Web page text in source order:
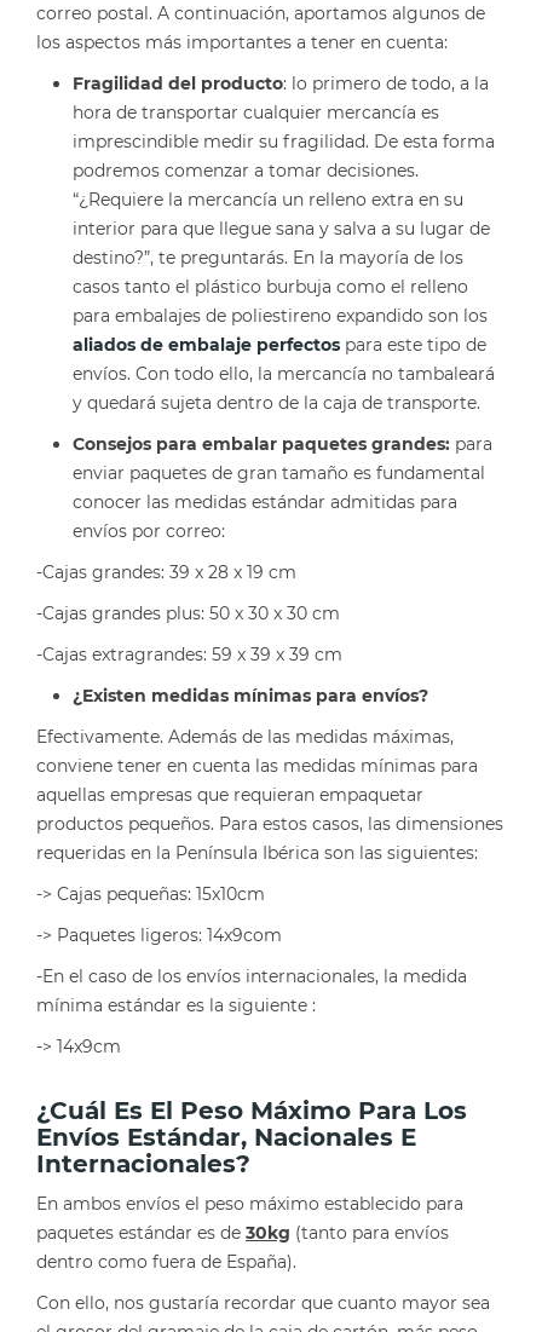
correo postal. A continuación, aportamos algunos de
los aspectos más importantes a tener en cuenta:
Fragilidad del producto: lo primero de todo, a la
hora de transportar cualquier mercancía es
imprescindible medir su fragilidad. De esta forma
podremos comenzar a tomar decisiones.
“¿Requiere la mercancía un relleno extra en su
interior para que llegue sana y salva a su lugar de
destino?”, te preguntarás. En la mayoría de los
casos tanto el plástico burbuja como el relleno
para embalajes de poliestireno expandido son los
aliados de embalaje perfectos para este tipo de
envíos. Con todo ello, la mercancía no tambaleará
y quedará sujeta dentro de la caja de transporte.
Consejos para embalar paquetes grandes: para
enviar paquetes de gran tamaño es fundamental
conocer las medidas estándar admitidas para
envíos por correo:
-Cajas grandes: 39 x 28 x 19 cm
-Cajas grandes plus: 50 x 30 x 30 cm
-Cajas extragrandes: 59 x 39 x 39 cm
¿Existen medidas mínimas para envíos?
Efectivamente. Además de las medidas máximas,
conviene tener en cuenta las medidas mínimas para
aquellas empresas que requieran empaquetar
productos pequeños. Para estos casos, las dimensiones
requeridas en la Península Ibérica son las siguientes:
-> Cajas pequeñas: 15x10cm
-> Paquetes ligeros: 14x9com
-En el caso de los envíos internacionales, la medida
mínima estándar es la siguiente :
-> 14x9cm
¿Cuál Es El Peso Máximo Para Los
Envíos Estándar, Nacionales E
Internacionales?
En ambos envíos el peso máximo establecido para
paquetes estándar es de 30kg (tanto para envíos
dentro como fuera de España).
Con ello, nos gustaría recordar que cuanto mayor sea